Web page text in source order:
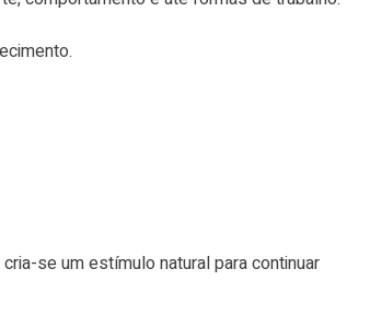
se um estímulo natural para continuar